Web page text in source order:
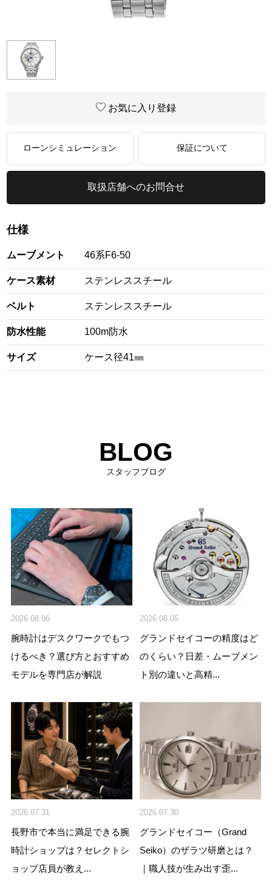
お気に入り登録
ローンシミュレーション 保証について
取扱店舗へのお問合せ
仕様
ムーブメント 46系F6-50
ケース素材 ステンレススチール
ベルト ステンレススチール
防水性能 100m防水
サイズ ケース径41㎜
BLOG
スタッフブログ
2026.08.06
腕時計はデスクワークでもつ
けるべき？選び方とおすすめ
モデルを専門店が解説
2026.08.05
グランドセイコーの精度はど
のくらい？日差・ムーブメン
ト別の違いと高精...
2026.07.31
長野市で本当に満足できる腕
時計ショップは？セレクトシ
ョップ店員が教え...
2026.07.30
グランドセイコー（Grand
Seiko）のザラツ研磨とは？
｜職人技が生み出す歪...